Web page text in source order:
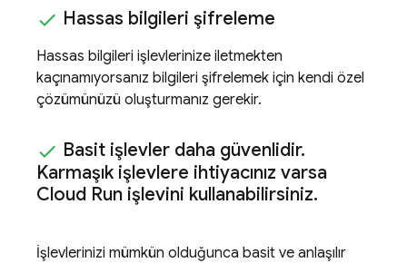
Hassas bilgileri şifreleme
Hassas bilgileri işlevlerinize iletmekten
kaçınamıyorsanız bilgileri şifrelemek için kendi özel
çözümünüzü oluşturmanız gerekir.
Basit işlevler daha güvenlidir.
Karmaşık işlevlere ihtiyacınız varsa
Cloud Run işlevini kullanabilirsiniz.
İşlevlerinizi mümkün olduğunca basit ve anlaşılır